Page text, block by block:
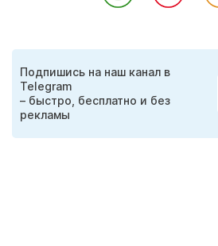
Подпишись на наш канал в
Telegram
– быстро, бесплатно и без
рекламы